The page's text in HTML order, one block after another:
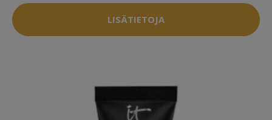
LISÄTIETOJA